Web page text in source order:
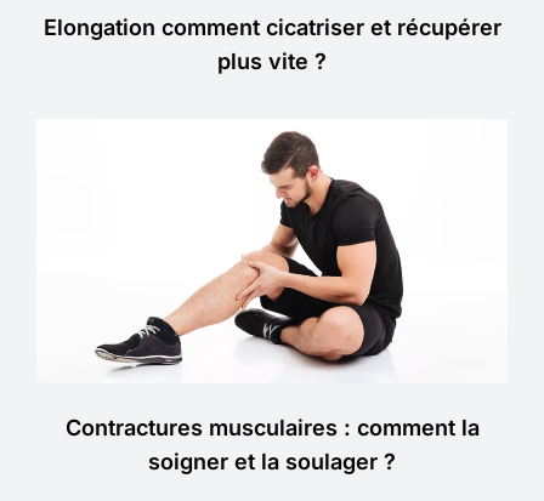
Elongation comment cicatriser et récupérer
plus vite ?
Contractures musculaires : comment la
soigner et la soulager ?